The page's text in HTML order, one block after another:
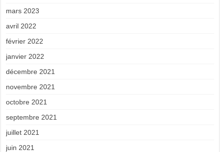
mars 2023
avril 2022
février 2022
janvier 2022
décembre 2021
novembre 2021
octobre 2021
septembre 2021
juillet 2021
juin 2021